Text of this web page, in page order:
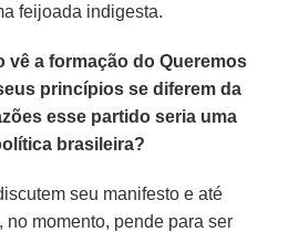
feijoada indigesta.
vê a formação do Queremos
princípios se diferem da
esse partido seria uma
brasileira?
seu manifesto e até
no momento, pende para ser